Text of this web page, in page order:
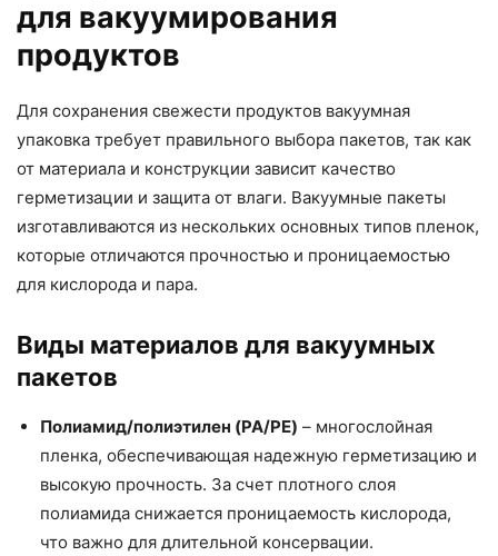
для вакуумирования
продуктов
Для сохранения свежести продуктов вакуумная
упаковка требует правильного выбора пакетов, так как
от материала и конструкции зависит качество
герметизации и защита от влаги. Вакуумные пакеты
изготавливаются из нескольких основных типов пленок,
которые отличаются прочностью и проницаемостью
для кислорода и пара.
Виды материалов для вакуумных
пакетов
Полиамид/полиэтилен (PA/PE) – многослойная
пленка, обеспечивающая надежную герметизацию и
высокую прочность. За счет плотного слоя
полиамида снижается проницаемость кислорода,
что важно для длительной консервации.